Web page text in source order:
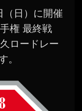
（日）に開催
権 最終戦
ロードレー
。